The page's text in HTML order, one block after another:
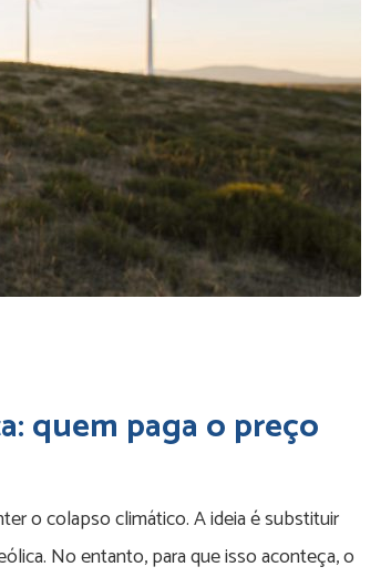
quem paga o preço
o colapso climático. A ideia é substituir
No entanto, para que isso aconteça, o